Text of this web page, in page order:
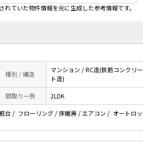
ていた物件情報を元に生成した参考情報です。
種別 / 構造
マンション / RC造(鉄筋コンクリー
ト造)
間取り一例 2LDK
台 / フローリング / 床暖房 / エアコン / オートロッ